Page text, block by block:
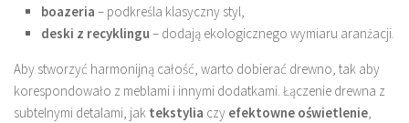
boazeria – podkreśla klasyczny styl,
deski z recyklingu – dodają ekologicznego wymiaru aranżacji.
Aby stworzyć harmonijną całość, warto dobierać drewno, tak aby
korespondowało z meblami i innymi dodatkami. Łączenie drewna z
subtelnymi detalami, jak tekstylia czy efektowne oświetlenie,